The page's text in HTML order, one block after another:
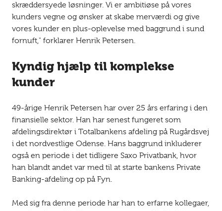
skræddersyede løsninger. Vi er ambitiøse på vores
kunders vegne og ønsker at skabe merværdi og give
vores kunder en plus-oplevelse med baggrund i sund
fornuft," forklarer Henrik Petersen.
Kyndig hjælp til komplekse
kunder
49-årige Henrik Petersen har over 25 års erfaring i den
finansielle sektor. Han har senest fungeret som
afdelingsdirektør i Totalbankens afdeling på Rugårdsvej
i det nordvestlige Odense. Hans baggrund inkluderer
også en periode i det tidligere Saxo Privatbank, hvor
han blandt andet var med til at starte bankens Private
Banking-afdeling op på Fyn.
Med sig fra denne periode har han to erfarne kollegaer,